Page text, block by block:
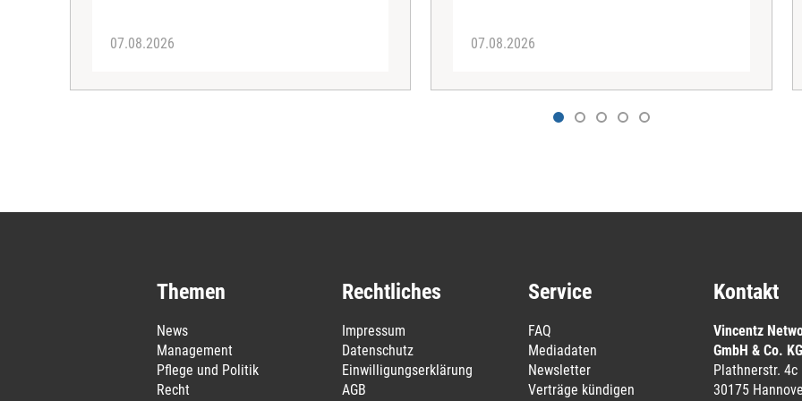
07.08.2026 07.08.2026
Themen
News
Management
Pflege und Politik
Recht
Rechtliches
Impressum
Datenschutz
Einwilligungserklärung
AGB
Service
FAQ
Mediadaten
Newsletter
Verträge kündigen
Kontakt
Vincentz
GmbH & Co. KG
Plathnerstr. 4c
30175